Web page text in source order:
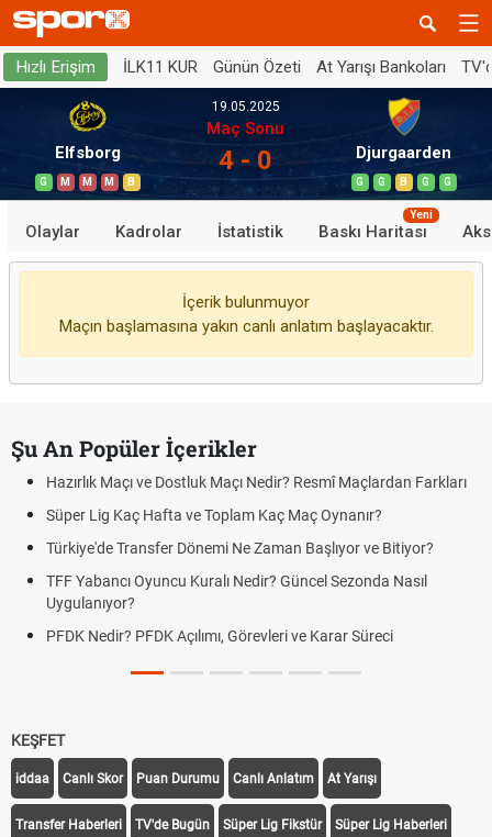
Hızlı Erişim İLK11 KUR Günün Özeti At Yarışı Bankoları
Elfsborg
G M M M B
19.05.2025
Maç Sonu
4 - 0 Djurgaarden
G G B G G
Olaylar Kadrolar İstatistik Baskı Haritası
Yeni
İçerik bulunmuyor
Maçın başlamasına yakın canlı anlatım başlayacaktır.
Şu An Popüler İçerikler
Hazırlık Maçı ve Dostluk Maçı Nedir? Resmî Maçlardan Farkları
Süper Lig Kaç Hafta ve Toplam Kaç Maç Oynanır?
Türkiye'de Transfer Dönemi Ne Zaman Başlıyor ve Bitiyor?
TFF Yabancı Oyuncu Kuralı Nedir? Güncel Sezonda Nasıl
Uygulanıyor?
PFDK Nedir? PFDK Açılımı, Görevleri ve Karar Süreci
KEŞFET
iddaa Canlı Skor Puan Durumu Canlı Anlatım At Yarışı
Transfer Haberleri TV'de Bugün Süper Lig Fikstür Süper Lig Haberleri